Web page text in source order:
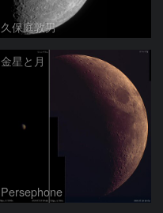
久保庭敦男
金星と月
Persephone